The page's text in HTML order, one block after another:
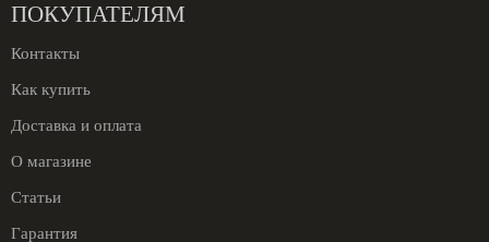
ПОКУПАТЕЛЯМ
Контакты
Как купить
Доставка и оплата
О магазине
Статьи
Гарантия